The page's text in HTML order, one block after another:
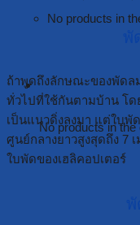
No products in
Cart
No products in the
ถ้าพูดถึงลักษณะของพัดล
ทั่วไปที่ใช้กันตามบ้าน โ
เป็นแนวดิ่งลงมา แต่ใบพั
ศูนย์กลางยาวสูงสุดถึง 7
ใบพัดของเฮลิคอปเตอร์